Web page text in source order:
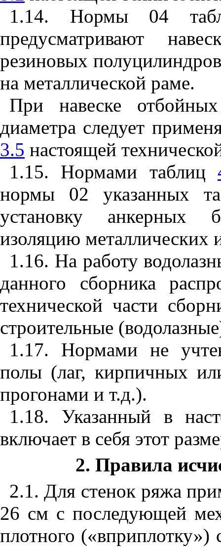
1.14. Нормы 04
предусматривают
резиновых
на металлической раме.
При навеске
диаметра следует
3.5 настоящей
1.15. Нормами таблиц
нормы 02 указанных
установку анкерных
изоляцию металлических
1.16. На работу
данного сборника
технической части
строительные
1.17. Нормами не
полы (лаг, кирпичных
прогонами и т.д.).
1.18. Указанный в
включает в себя этот
2. Правила
2.1. Для стенок ряжа
26 см с последующей
плотного